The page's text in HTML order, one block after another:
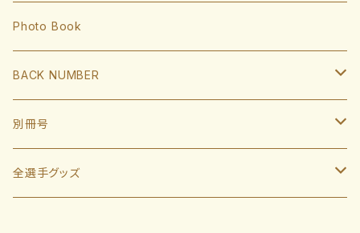
前田悠伍
大関友久
大友宗
山川穂高
近藤健介
中村晃
監督・コーチ
小久保裕紀監督
斉藤和巳
Photo Book
BACK NUMBER
2022
2021
別冊号
2019
全選手グッズ